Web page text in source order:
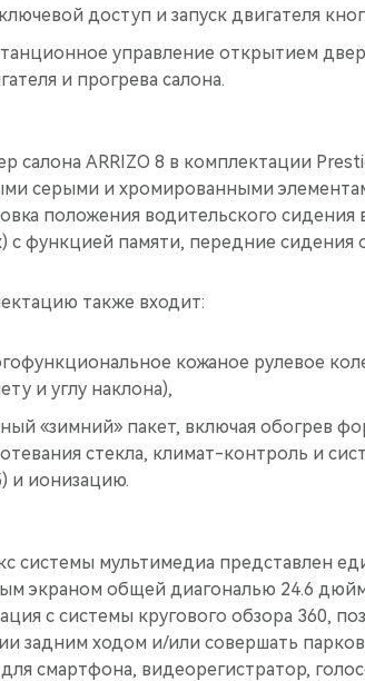
доступ и запуск двигателя
управление открытием
и прогрева салона.
салона ARRIZO 8 в комплектации
серыми и хромированными
положения водительского сидения
с функцией памяти, передние
также входит:
кожаное рулевое
и углу наклона),
«зимний» пакет, включая обогрев
стекла, климат-контроль и
и ионизацию.
системы мультимедиа представлен
экраном общей диагональю 24.6
с системы кругового обзора 360,
задним ходом и/или совершать
для смартфона, видеорегистратор,